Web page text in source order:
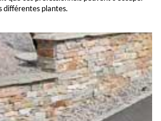
différentes plantes.